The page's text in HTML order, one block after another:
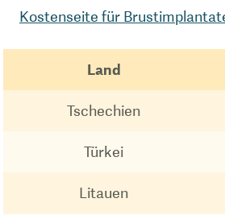
Kostenseite für
Land
Tschechien
Türkei
Litauen